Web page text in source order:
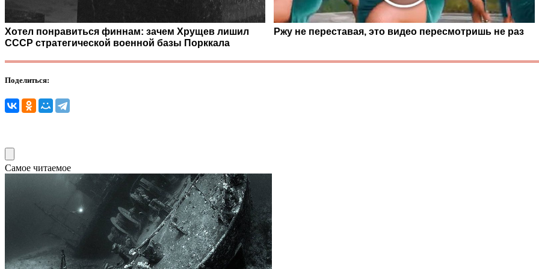
Хотел понравиться финнам: зачем Хрущев лишил
СССР стратегической военной базы Порккала
Ржу не переставая, это видео пересмотришь не раз
Поделиться:
Самое читаемое